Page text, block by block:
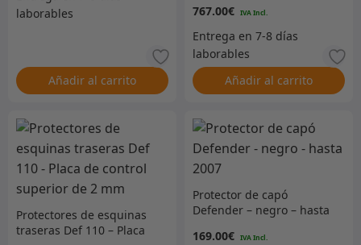
Añadir al carrito
767.00€
Añadir al carrito
Protectores de esquinas
traseras Def 110 – Placa
Protector de capó
Defender – negro – hasta
169.00€